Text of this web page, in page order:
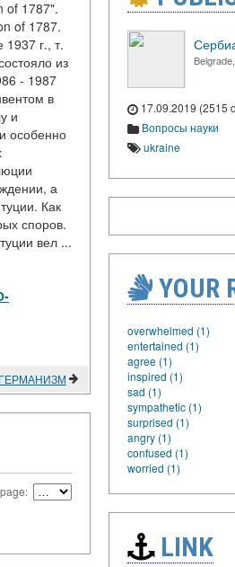
of 1787".
of 1787.
г., т.
из
- 1987
в
и
особенно
а
Как
споров.
вел ...
17.09.2019 (2515
Вопросы науки
ukraine
YOUR
overwhelmed (1)
entertained (1)
agree (1)
inspired (1)
sad (1)
sympathetic (1)
surprised (1)
angry (1)
confused (1)
worried (1)
LINK